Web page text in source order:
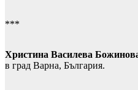
***
Христина Василева
в град Варна, България.